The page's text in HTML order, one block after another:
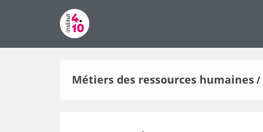
Métiers des ressources humaines/